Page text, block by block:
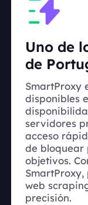
Uno de
de
SmartProxy
disponibles
servidores
acceso
de bloquear
objetivos.
web
precisión.